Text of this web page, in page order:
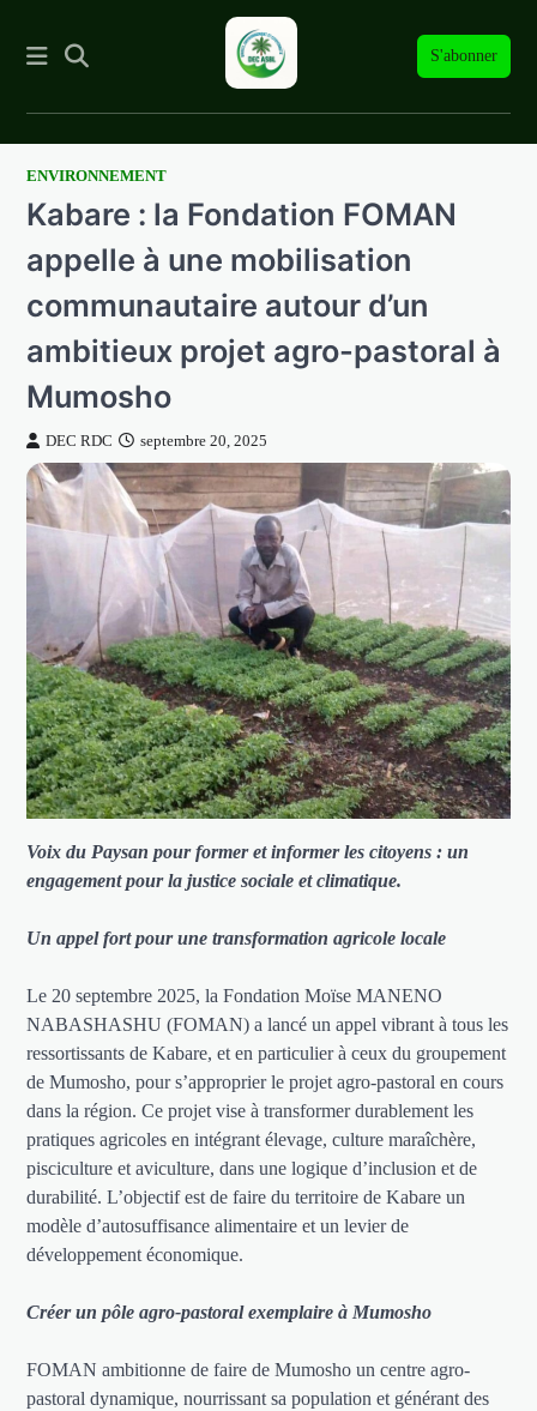
S'abonner
SkipENVIRONNEMENT
Kabare : la Fondation FOMAN
appelle à une mobilisation
communautaire autour d’un
ambitieux projet agro-pastoral à
Mumosho
DEC RDC septembre 20, 2025
Voix du Paysan pour former et informer les citoyens : un
engagement pour la justice sociale et climatique.
Un appel fort pour une transformation agricole locale
Le 20 septembre 2025, la Fondation Moïse MANENO
NABASHASHU (FOMAN) a lancé un appel vibrant à tous les
ressortissants de Kabare, et en particulier à ceux du groupement
de Mumosho, pour s’approprier le projet agro-pastoral en cours
dans la région. Ce projet vise à transformer durablement les
pratiques agricoles en intégrant élevage, culture maraîchère,
pisciculture et aviculture, dans une logique d’inclusion et de
durabilité. L’objectif est de faire du territoire de Kabare un
modèle d’autosuffisance alimentaire et un levier de
développement économique.
Créer un pôle agro-pastoral exemplaire à Mumosho
FOMAN ambitionne de faire de Mumosho un centre agro-
pastoral dynamique, nourrissant sa population et générant des